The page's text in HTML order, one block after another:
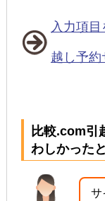
入力項目
越し予約
比較.com引
わしかった
サ